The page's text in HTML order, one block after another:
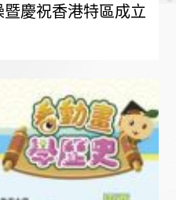
慶祝香港特區成立